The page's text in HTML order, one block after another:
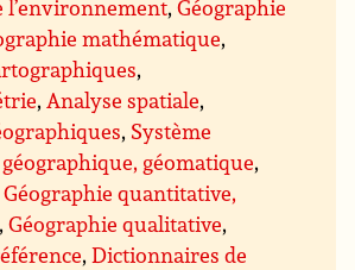
l’environnement,Géographie
mathématique,
,
, Analyse spatiale,
, Système
géomatique,
Géographie quantitative,
,Géographie qualitative,
,Dictionnaires de